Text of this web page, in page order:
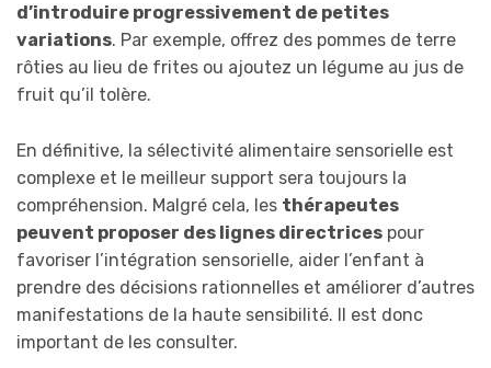
d’introduire progressivement de petites
variations. Par exemple, offrez des pommes de terre
rôties au lieu de frites ou ajoutez un légume au jus de
fruit qu’il tolère.
En définitive, la sélectivité alimentaire sensorielle est
complexe et le meilleur support sera toujours la
compréhension. Malgré cela, les thérapeutes
peuvent proposer des lignes directrices pour
favoriser l’intégration sensorielle, aider l’enfant à
prendre des décisions rationnelles et améliorer d’autres
manifestations de la haute sensibilité. Il est donc
important de les consulter.